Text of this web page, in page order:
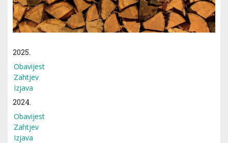
2025.
Obavijest
Zahtjev
Izjava
2024.
Obavijest
Zahtjev
Izjava